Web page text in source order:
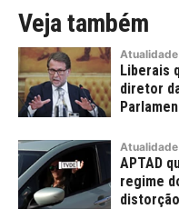
Veja também
Atualidade
Liberais
diretor
Atualidade
APTAD
regime